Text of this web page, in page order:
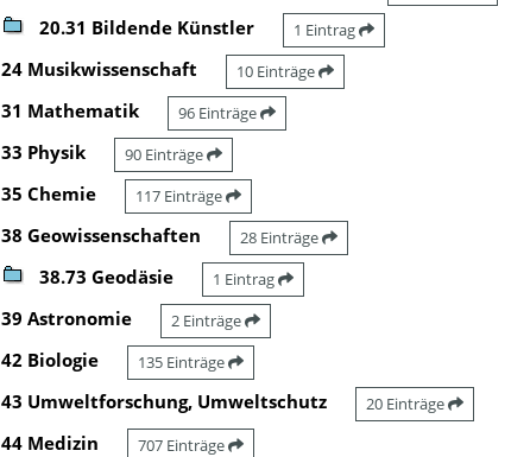
20.31 Bildende Künstler 1 Eintrag
24 Musikwissenschaft 10 Einträge
31 Mathematik 96 Einträge
33 Physik 90 Einträge
35 Chemie 117 Einträge
38 Geowissenschaften 28 Einträge
38.73 Geodäsie 1 Eintrag
39 Astronomie 2 Einträge
42 Biologie 135 Einträge
43 Umweltforschung, Umweltschutz 20 Einträge
44 Medizin 707 Einträge